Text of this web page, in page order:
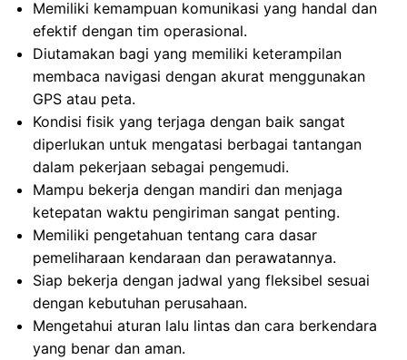
Memiliki kemampuan komunikasi yang handal dan
efektif dengan tim operasional.
Diutamakan bagi yang memiliki keterampilan
membaca navigasi dengan akurat menggunakan
GPS atau peta.
Kondisi fisik yang terjaga dengan baik sangat
diperlukan untuk mengatasi berbagai tantangan
dalam pekerjaan sebagai pengemudi.
Mampu bekerja dengan mandiri dan menjaga
ketepatan waktu pengiriman sangat penting.
Memiliki pengetahuan tentang cara dasar
pemeliharaan kendaraan dan perawatannya.
Siap bekerja dengan jadwal yang fleksibel sesuai
dengan kebutuhan perusahaan.
Mengetahui aturan lalu lintas dan cara berkendara
yang benar dan aman.